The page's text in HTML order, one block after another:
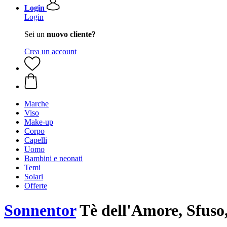
Login
Login
Sei un nuovo cliente?
Crea un account
Marche
Viso
Make-up
Corpo
Capelli
Uomo
Bambini e neonati
Temi
Solari
Offerte
SonnentorTè dell'Amore,